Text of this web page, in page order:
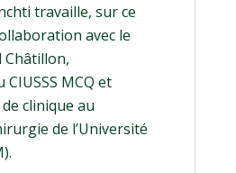
travaille, sur ce
avec le
Châtillon,
MCQ et
clinique au
de l’Université